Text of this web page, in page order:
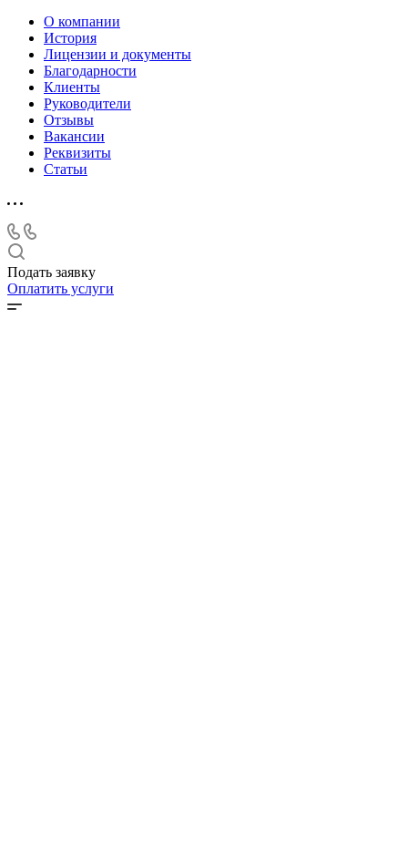
О компании
История
Лицензии и документы
Благодарности
Клиенты
Руководители
Отзывы
Вакансии
Реквизиты
Статьи
Подать заявку
Оплатить услуги